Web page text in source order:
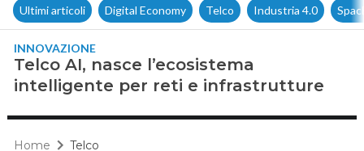
Ultimi articoli Digital Economy Telco Industria 4.0
INNOVAZIONE
Telco AI, nasce l’ecosistema
intelligente per reti e infrastrutture
Home Telco